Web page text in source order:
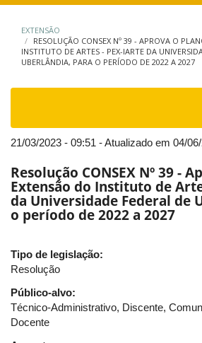
EXTENSÃO
RESOLUÇÃO CONSEX Nº 39 - APROVA O
INSTITUTO DE ARTES - PEX-IARTE DA
UBERLÂNDIA, PARA O PERÍODO DE 2022 A 2027
21/03/2023 - 09:51 - Atualizado em 04/
Resolução CONSEX Nº 39 -
Extensão do Instituto de
da Universidade Federal de
o período de 2022 a 2027
Tipo de legislação:
Resolução
Público-alvo:
Técnico-Administrativo, Discente,
Docente